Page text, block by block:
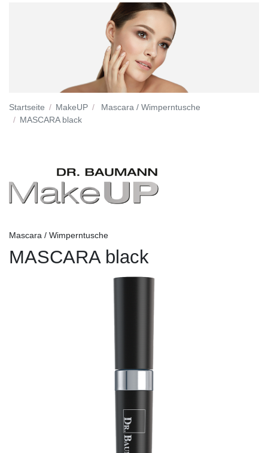
Startseite MakeUP
Mascara / Wimperntusche
MASCARA black
Mascara / Wimperntusche
MASCARA black